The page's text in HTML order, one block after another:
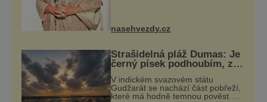
nasehvezdy.cz
Strašidelná pláž Dumas: Je
černý písek podhoubím, ze
V indickém svazovém státu
Gudžarát se nachází část pobřeží,
které má hodně temnou pověst.